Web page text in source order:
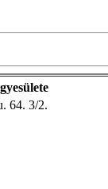
64. 3/2.